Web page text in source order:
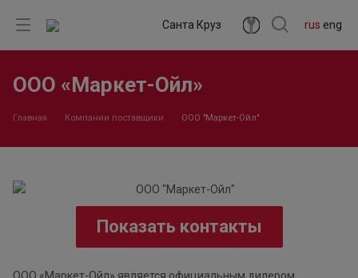
rus eng
Санта Круз
ООО «Маркет-Ойл»
Главная Компании поставщики ООО "Маркет-Ойл"
Показать контакты